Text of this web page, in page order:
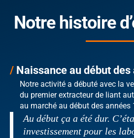
Notre histoire
/ Naissance au début
Notre activité a débuté avec la
du premier extracteur de liant
au marché au début des années
Au début ça a été dur.
investissement pour les